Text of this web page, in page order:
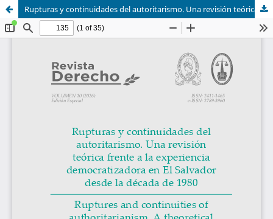
Rupturas y continuidades del autoritarismo. Una revisión teórica frente a la experiencia democratizadora en El Salvador desde la década de 1980